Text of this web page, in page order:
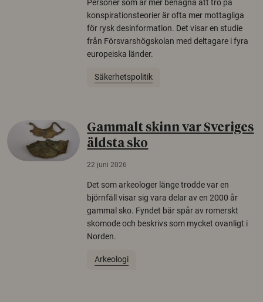
Personer som är mer benägna att tro på
konspirationsteorier är ofta mer mottagliga
för rysk desinformation. Det visar en studie
från Försvarshögskolan med deltagare i fyra
europeiska länder.
Säkerhetspolitik
Gammalt skinn var Sveriges
äldsta sko
22 juni 2026
Det som arkeologer länge trodde var en
björnfäll visar sig vara delar av en 2000 år
gammal sko. Fyndet bär spår av romerskt
skomode och beskrivs som mycket ovanligt i
Norden.
Arkeologi